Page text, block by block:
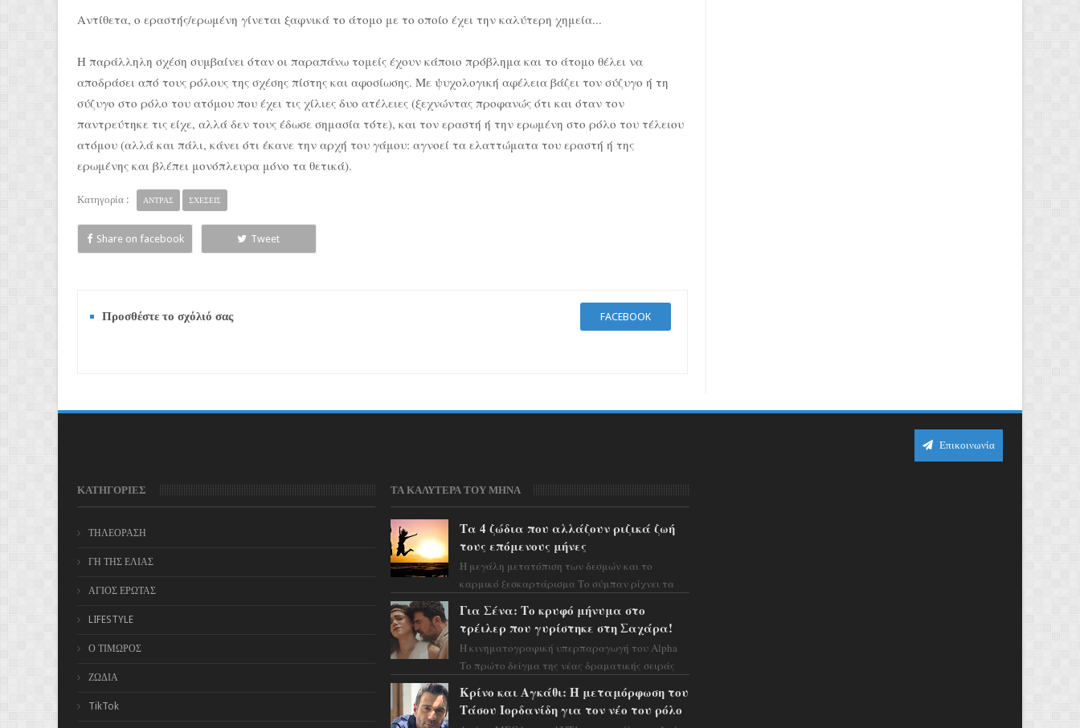
Αντίθετα, ο εραστής/ερωμένη γίνεται ξαφνικά το άτομο με το οποίο έχει την καλύτερη χημεία...
Η παράλληλη σχέση συμβαίνει όταν οι παραπάνω τομείς έχουν κάποιο πρόβλημα και το άτομο θέλει να
αποδράσει από τους ρόλους της σχέσης πίστης και αφοσίωσης. Με ψυχολογική αφέλεια βάζει τον σύζυγο ή τη
σύζυγο στο ρόλο του ατόμου που έχει τις χίλιες δυο ατέλειες (ξεχνώντας προφανώς ότι και όταν τον
παντρεύτηκε τις είχε, αλλά δεν τους έδωσε σημασία τότε), και τον εραστή ή την ερωμένη στο ρόλο του τέλειου
ατόμου (αλλά και πάλι, κάνει ότι έκανε την αρχή του γάμου: αγνοεί τα ελαττώματα του εραστή ή της
ερωμένης και βλέπει μονόπλευρα μόνο τα θετικά).
Κατηγορία : ΑΝΤΡΑΣ ΣΧΕΣΕΙΣ
Share on facebook Tweet
Προσθέστε το σχόλιό σας FACEBOOK
Επικοινωνία
ΚΑΤΗΓΟΡΙΕΣ
ΤΗΛΕΟΡΑΣΗ
ΓΗ ΤΗΣ ΕΛΙΑΣ
ΑΓΙΟΣ ΕΡΩΤΑΣ
LIFESTYLE
Ο ΤΙΜΩΡΟΣ
ΖΩΔΙΑ
TikTok
ΤΑ ΚΑΛΥΤΕΡΑ ΤΟΥ ΜΗΝΑ
Τα 4 ζώδια που αλλάζουν ριζικά ζωή
τους επόμενους μήνες
Η μεγάλη μετατόπιση των δεσμών και το
καρμικό ξεσκαρτάρισμα Το σύμπαν ρίχνει τα
προειδοποιεί: οι σελην...
Για Σένα: Το κρυφό μήνυμα στο
τρέιλερ που γυρίστηκε στη Σαχάρα!
Η κινηματογραφική υπερπαραγωγή του Alpha
Το πρώτο δείγμα της νέας δραματικής σειράς
κάθε π...
Κρίνο και Αγκάθι: Η μεταμόρφωση του
Τάσου Ιορδανίδη για τον νέο του ρόλο